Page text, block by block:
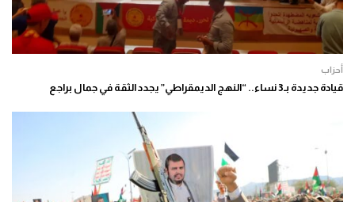
أحزاب
قيادة جديدة بـ3 نساء.. “النهج الديمقراطي” يجدد الثقة في جمال براجع